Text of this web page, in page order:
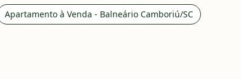
Apartamento à Venda - Balneário Camboriú/SC